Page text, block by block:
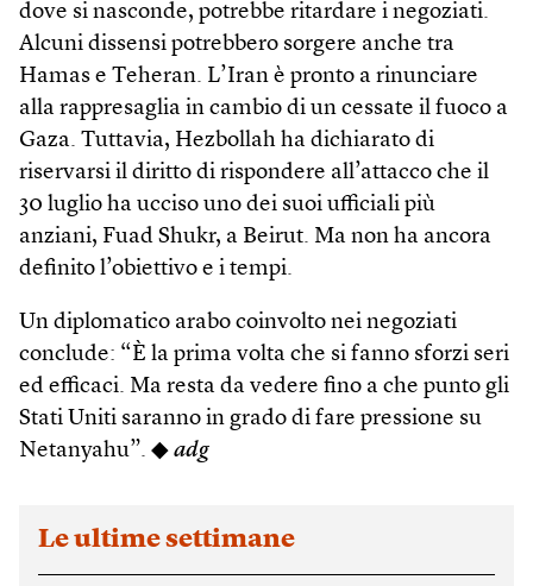
dove si nasconde, potrebbe ritardare i negoziati.
Alcuni dissensi potrebbero sorgere anche tra
Hamas e Teheran. L’Iran è pronto a rinunciare
alla rappresaglia in cambio di un cessate il fuoco a
Gaza. Tuttavia, Hezbollah ha dichiarato di
riservarsi il diritto di rispondere all’attacco che il
30 luglio ha ucciso uno dei suoi ufficiali più
anziani, Fuad Shukr, a Beirut. Ma non ha ancora
definito l’obiettivo e i tempi.
Un diplomatico arabo coinvolto nei negoziati
conclude: “È la prima volta che si fanno sforzi seri
ed efficaci. Ma resta da vedere fino a che punto gli
Stati Uniti saranno in grado di fare pressione su
Netanyahu”. ◆ adg
Le ultime settimane